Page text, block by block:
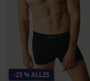
-25 % ALL25